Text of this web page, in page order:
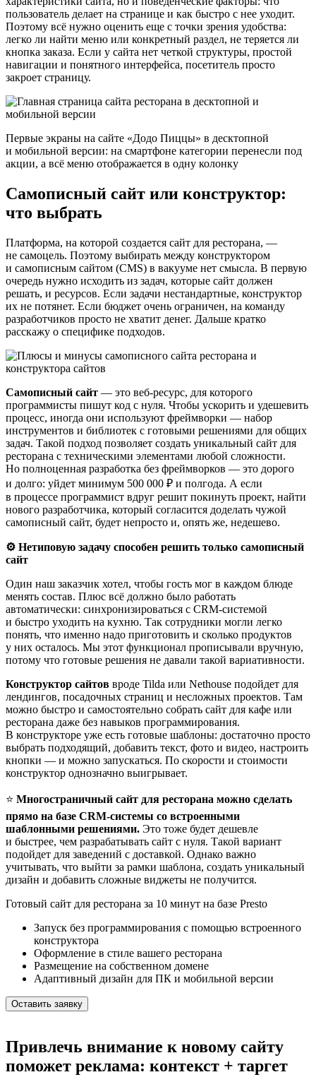
пользователь делает на странице и как быстро с нее уходит.
Поэтому всё нужно оценить еще с точки зрения удобства:
легко ли найти меню или конкретный раздел, не теряется ли
кнопка заказа. Если у сайта нет четкой структуры, простой
навигации и понятного интерфейса, посетитель просто
закроет страницу.
Первые экраны на сайте «Додо Пиццы» в десктопной
и мобильной версии: на смартфоне категории перенесли под
акции, а всё меню отображается в одну колонку
Самописный сайт или конструктор:
что выбрать
Платформа, на которой создается сайт для ресторана, —
не самоцель. Поэтому выбирать между конструктором
и самописным сайтом (CMS) в вакууме нет смысла. В первую
очередь нужно исходить из задач, которые сайт должен
решать, и ресурсов. Если задачи нестандартные, конструктор
их не потянет. Если бюджет очень ограничен, на команду
разработчиков просто не хватит денег. Дальше кратко
расскажу о специфике подходов.
Самописный сайт — это веб‑ресурс, для которого
программисты пишут код с нуля. Чтобы ускорить и удешевить
процесс, иногда они используют фреймворки — набор
инструментов и библиотек с готовыми решениями для общих
задач. Такой подход позволяет создать уникальный сайт для
ресторана с техническими элементами любой сложности.
Но полноценная разработка без фреймворков — это дорого
и долго: уйдет минимум 500 000 ₽ и полгода. А если
в процессе программист вдруг решит покинуть проект, найти
нового разработчика, который согласится доделать чужой
самописный сайт, будет непросто и, опять же, недешево.
⚙️ Нетиповую задачу способен решить только самописный
сайт
Один наш заказчик хотел, чтобы гость мог в каждом блюде
менять состав. Плюс всё должно было работать
автоматически: синхронизироваться с CRM‑системой
и быстро уходить на кухню. Так сотрудники могли легко
понять, что именно надо приготовить и сколько продуктов
у них осталось. Мы этот функционал прописывали вручную,
потому что готовые решения не давали такой вариативности.
Конструктор сайтов вроде Tilda или Nethouse подойдет для
лендингов, посадочных страниц и несложных проектов. Там
можно быстро и самостоятельно собрать сайт для кафе или
ресторана даже без навыков программирования.
В конструкторе уже есть готовые шаблоны: достаточно просто
выбрать подходящий, добавить текст, фото и видео, настроить
кнопки — и можно запускаться. По скорости и стоимости
конструктор однозначно выигрывает.
⭐ Многостраничный сайт для ресторана можно сделать
прямо на базе CRM‑cистемы со встроенными
шаблонными решениями. Это тоже будет дешевле
и быстрее, чем разрабатывать сайт с нуля. Такой вариант
подойдет для заведений с доставкой. Однако важно
учитывать, что выйти за рамки шаблона, создать уникальный
дизайн и добавить сложные виджеты не получится.
Готовый сайт для ресторана за 10 минут на базе Presto
Запуск без программирования с помощью встроенного
конструктора
Оформление в стиле вашего ресторана
Размещение на собственном домене
Адаптивный дизайн для ПК и мобильной версии
Оставить заявку
Привлечь внимание к новому сайту
поможет реклама: контекст + таргет